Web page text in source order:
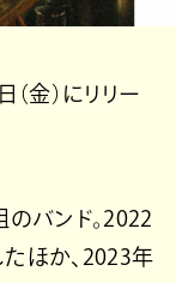
金）にリリー
バンド。2022
たほか、2023年